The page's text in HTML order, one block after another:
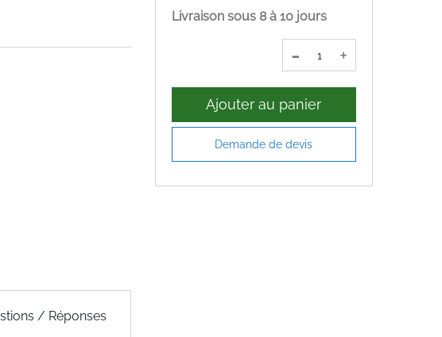
/ Réponses
Livraison sous 8 à 10 jours
- +
Ajouter au panier
Demande de devis